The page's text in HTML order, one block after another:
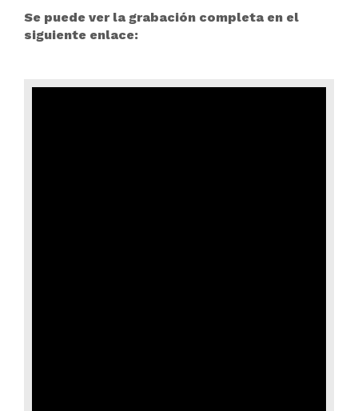
Se puede ver la grabación completa en el
siguiente enlace: